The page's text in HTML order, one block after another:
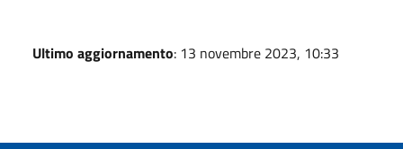
Ultimo aggiornamento: 13 novembre 2023, 10:33